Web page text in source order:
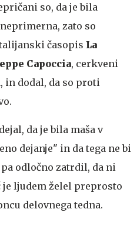
so, da je bila
zato so
časopis La
Capoccia, cerkveni
in dodal, da so proti
da je bila maša v
dejanje" in da tega ne bi
odločno zatrdil, da ni
ljudem želel preprosto
delovnega tedna.